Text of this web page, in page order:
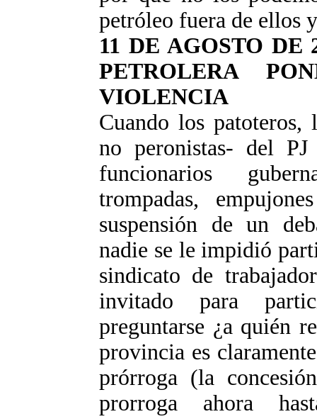
petróleo fuera de ellos
11 DE AGOSTO
PETROLERA
VIOLENCIA
Cuando los
no peronistas- del
funcionarios
trompadas,
suspensión de un
nadie se le impidió
sindicato de
invitado para
preguntarse ¿a quién
provincia es
prórroga (la
prorroga ahora